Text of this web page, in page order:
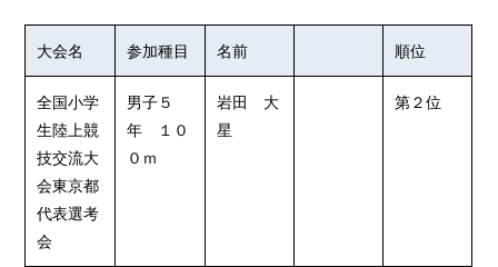
大会名 参加種目 名前 順位
全国小学
生陸上競
技交流大
会東京都
代表選考
会
男子５
年 １０
０ｍ
岩田 大
星
第２位